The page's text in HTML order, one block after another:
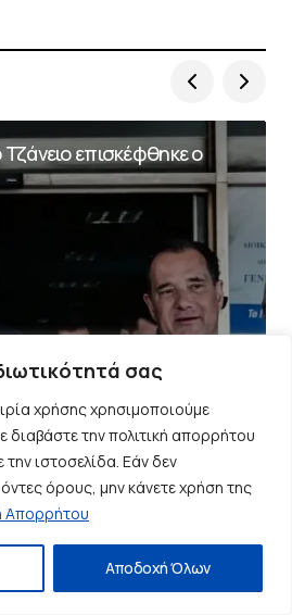
σας
χρήσης χρησιμοποιούμε
την πολιτική απορρήτου
ιστοσελίδα. Εάν δεν
όρους, μην κάνετε χρήση της
Απορρήτου
Αποδοχή Όλων
Τζάνειο επισκέφθηκε ο